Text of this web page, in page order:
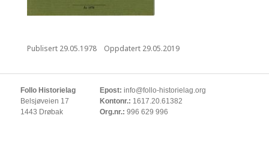
Publisert 29.05.1978 Oppdatert 29.05.2019
Follo Historielag
Belsjøveien 17
1443 Drøbak
Epost: info@follo-historielag.org
Kontonr.: 1617.20.61382
Org.nr.: 996 629 996